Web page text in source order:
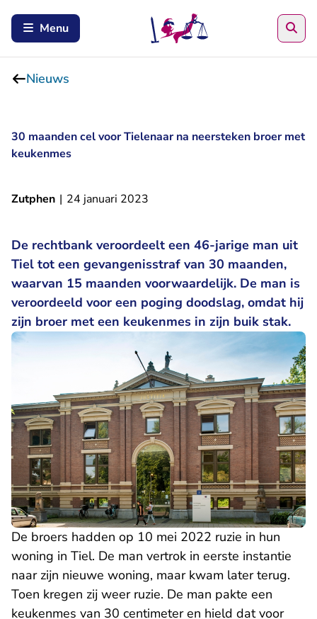
Menu
Nieuws
30 maanden cel voor Tielenaar na neersteken broer met
keukenmes
Zutphen | 24 januari 2023
De rechtbank veroordeelt een 46-jarige man uit
Tiel tot een gevangenisstraf van 30 maanden,
waarvan 15 maanden voorwaardelijk. De man is
veroordeeld voor een poging doodslag, omdat hij
zijn broer met een keukenmes in zijn buik stak.
De broers hadden op 10 mei 2022 ruzie in hun
woning in Tiel. De man vertrok in eerste instantie
naar zijn nieuwe woning, maar kwam later terug.
Toen kregen zij weer ruzie. De man pakte een
keukenmes van 30 centimeter en hield dat voor